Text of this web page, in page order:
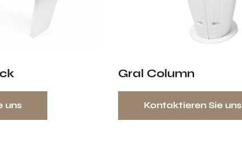
uns
Gral Column
Kontaktieren Sie uns